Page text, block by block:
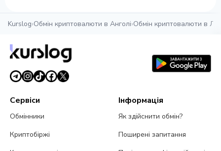
Kurslog›Обмін криптовалюти в Анголі›Обмін криптовалюти в
Сервіси
Обмінники
Криптобіржі
Інформація
Як здійснити обмін?
Поширені запитання